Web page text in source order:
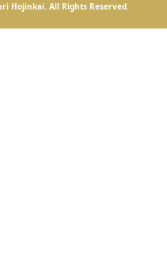
Hojinkai. All Rights Reserved.